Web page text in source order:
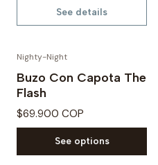
See details
Nighty-Night
Buzo Con Capota The
Flash
$69.900 COP
See options